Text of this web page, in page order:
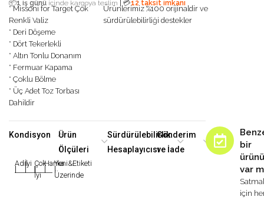
📦1 iş günü içinde kargoya teslim 💳12 taksit imkanı
* Missoni for Target Çok
Renkli Valiz
* Deri Döşeme
* Dört Tekerlekli
* Altın Tonlu Donanım
* Fermuar Kapama
* Çoklu Bölme
* Üç Adet Toz Torbası
Dahildir
Ürünlerimiz %100 orijinaldir ve
sürdürülebilirliği destekler
Kondisyon
Adilİyi
|
Çok
İyi
Harika
|
Yeni&Etiketi
Üzerinde
Ürün
Ölçüleri
Sürdürülebilirlik
Hesaplayıcısı
Gönderim
ve İade
bir
var
için